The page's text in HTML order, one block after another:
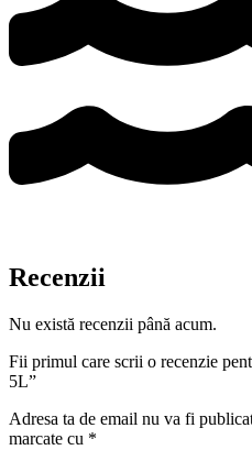
Recenzii
Nu există recenzii până acum.
Fii primul care scrii o recenzie
5L”
Adresa ta de email nu va fi
marcate cu *